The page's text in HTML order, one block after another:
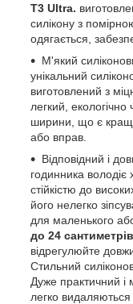
T3 Ultra.
силікону з
одягається,
М'який
унікальний
виготовлений з
легкий, екологічно
ширини, що є
або вправ.
Відповідний і
годинника володіє
стійкістю до
його нелегко
для маленького
до 24 сантиметрів
відрегулюйте
Стильний
Дуже практичний
легко